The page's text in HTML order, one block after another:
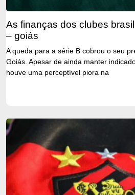
as finanças dos clubes brasileros edição 2025
– goiás
A queda para a série B cobrou o seu
Goiás. Apesar de ainda manter
houve uma perceptível piora na